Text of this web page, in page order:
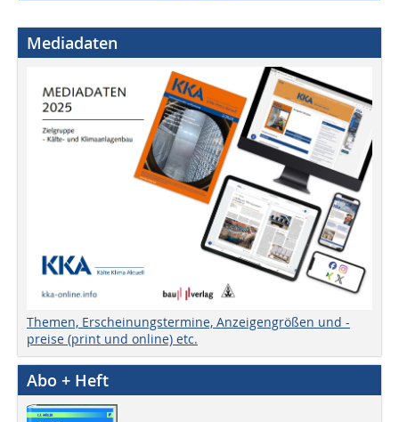
Mediadaten
Themen, Erscheinungstermine, Anzeigengrößen und -
preise (print und online) etc.
Abo + Heft